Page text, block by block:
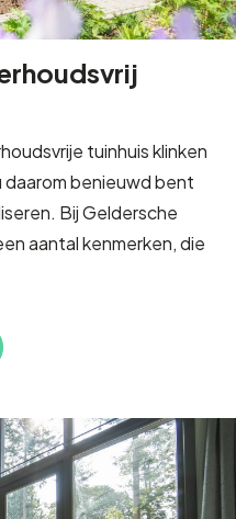
tuinhuis klinken
daarom benieuwd bent
Bij Geldersche
aantal kenmerken, die